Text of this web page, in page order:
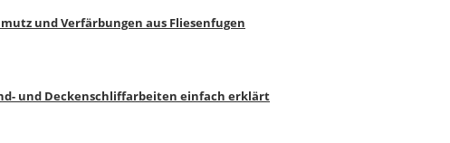
und Verfärbungen aus Fliesenfugen
und Deckenschliffarbeiten einfach erklärt